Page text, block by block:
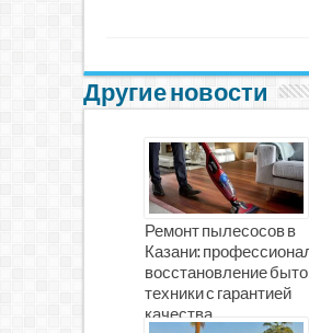
Другие новости
Ремонт пылесосов в
Казани:
восстановление
техники с гарантией
качества